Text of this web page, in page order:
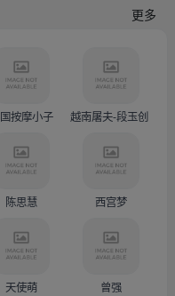
更多
按摩小子 越南屠夫-段玉创（
陈思慧 西宫梦
天使萌 曾强